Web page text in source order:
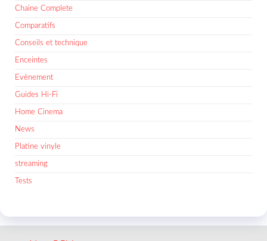
Chaine Complete
Comparatifs
Conseils et technique
Enceintes
Evènement
Guides Hi-Fi
Home Cinema
News
Platine vinyle
streaming
Tests